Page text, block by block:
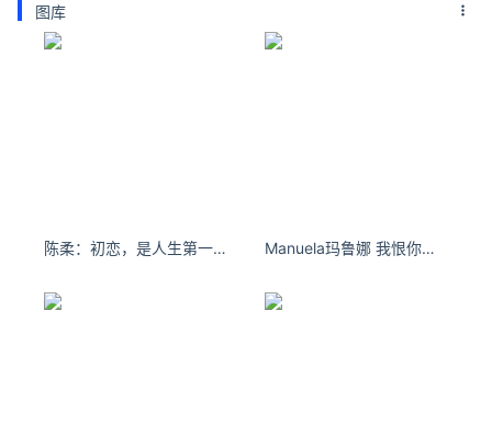
图库
陈柔：初恋，是人生第一朵绽开的鲜花。 Manuela玛鲁娜 我恨你，我希望我从来没有遇到你。